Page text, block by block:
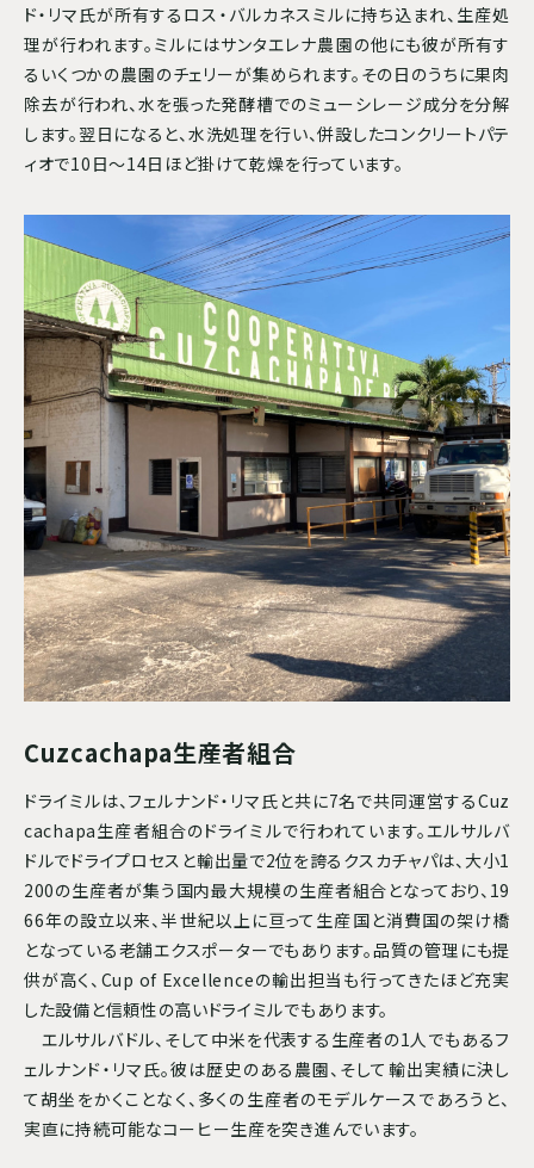
ド・リマ氏が所有するロス・バルカネスミルに持ち込まれ、生産処
理が行われます。ミルにはサンタエレナ農園の他にも彼が所有す
るいくつかの農園のチェリーが集められます。その日のうちに果肉
除去が行われ、水を張った発酵槽でのミューシレージ成分を分解
します。翌日になると、水洗処理を行い、併設したコンクリートパテ
ィオで10日～14日ほど掛けて乾燥を行っています。
Cuzcachapa生産者組合
ドライミルは、フェルナンド・リマ氏と共に7名で共同運営するCuz
cachapa生産者組合のドライミルで行われています。エルサルバ
ドルでドライプロセスと輸出量で2位を誇るクスカチャパは、大小1
200の生産者が集う国内最大規模の生産者組合となっており、19
66年の設立以来、半世紀以上に亘って生産国と消費国の架け橋
となっている老舗エクスポーターでもあります。品質の管理にも提
供が高く、Cup of Excellenceの輸出担当も行ってきたほど充実
した設備と信頼性の高いドライミルでもあります。
エルサルバドル、そして中米を代表する生産者の1人でもあるフ
ェルナンド・リマ氏。彼は歴史のある農園、そして輸出実績に決し
て胡坐をかくことなく、多くの生産者のモデルケースであろうと、
実直に持続可能なコーヒー生産を突き進んでいます。